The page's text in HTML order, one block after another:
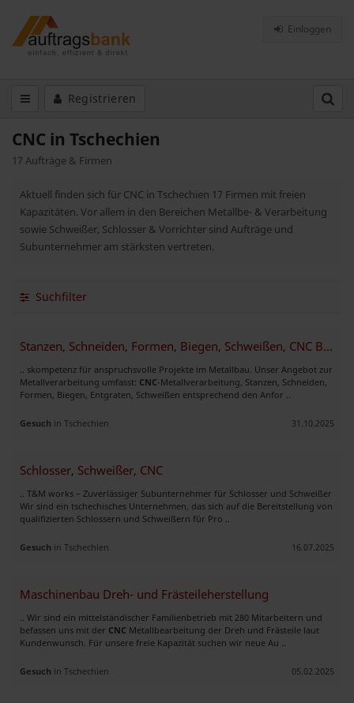
Einloggen
Registrieren
CNC in Tschechien
17 Aufträge & Firmen
Aktuell finden sich für CNC in Tschechien 17 Firmen mit freien
Kapazitäten. Vor allem in den Bereichen Metallbe- & Verarbeitung
sowie Schweißer, Schlosser & Vorrichter sind Aufträge und
Subunternehmer am stärksten vertreten.
Suchfilter
Stanzen, Schneiden, Formen, Biegen, Schweißen, CNC Bearbeitung
.. skompetenz für anspruchsvolle Projekte im Metallbau. Unser Angebot zur
Metallverarbeitung umfasst: CNC-Metallverarbeitung, Stanzen, Schneiden,
Formen, Biegen, Entgraten, Schweißen entsprechend den Anfor ..
Gesuch in Tschechien 31.10.2025
Schlosser, Schweißer, CNC
.. T&M works – Zuverlässiger Subunternehmer für Schlosser und Schweißer
Wir sind ein tschechisches Unternehmen, das sich auf die Bereitstellung von
qualifizierten Schlossern und Schweißern für Pro ..
Gesuch in Tschechien 16.07.2025
Maschinenbau Dreh- und Frästeileherstellung
.. Wir sind ein mittelständischer Familienbetrieb mit 280 Mitarbeitern und
befassen uns mit der CNC Metallbearbeitung der Dreh und Frästeile laut
Kundenwunsch. Für unsere freie Kapazität suchen wir neue Au ..
Gesuch in Tschechien 05.02.2025